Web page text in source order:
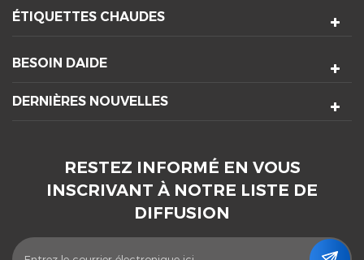
ÉTIQUETTES CHAUDES
BESOIN DAIDE
DERNIÈRES NOUVELLES
RESTEZ INFORMÉ EN VOUS
INSCRIVANT À NOTRE LISTE DE
DIFFUSION